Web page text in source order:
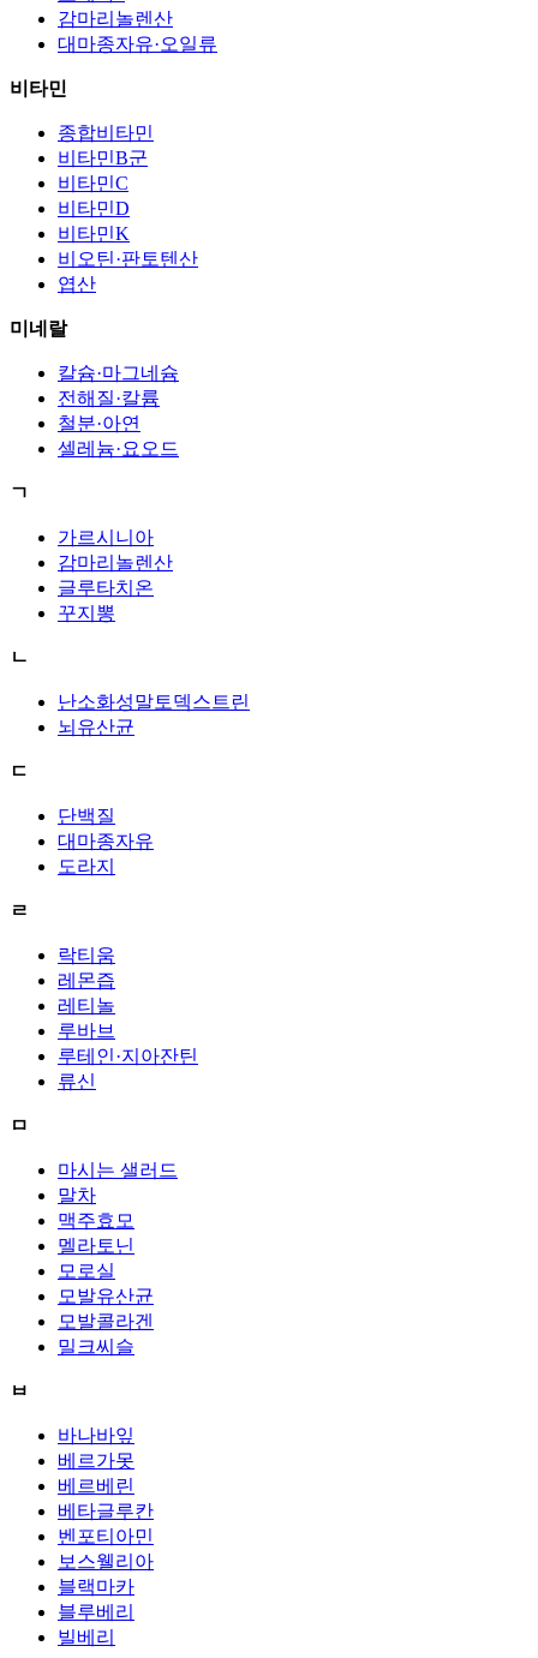
감마리놀렌산
대마종자유·오일류
비타민
종합비타민
비타민B군
비타민C
비타민D
비타민K
비오틴·판토텐산
엽산
미네랄
칼슘·마그네슘
전해질·칼륨
철분·아연
셀레늄·요오드
ㄱ
가르시니아
감마리놀렌산
글루타치온
꾸지뽕
ㄴ
난소화성말토덱스트린
뇌유산균
ㄷ
단백질
대마종자유
도라지
ㄹ
락티움
레몬즙
레티놀
루바브
루테인·지아잔틴
류신
ㅁ
마시는 샐러드
말차
맥주효모
멜라토닌
모로실
모발유산균
모발콜라겐
밀크씨슬
ㅂ
바나바잎
베르가못
베르베린
베타글루칸
벤포티아민
보스웰리아
블랙마카
블루베리
빌베리